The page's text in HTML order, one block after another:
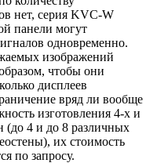
нет, серия KVC-W
панели могут
одновременно.
изображений
чтобы они
дисплеев
вряд ли вообще
изготовления 4-х и
(до 4 и до 8 различных
их стоимость
по запросу.